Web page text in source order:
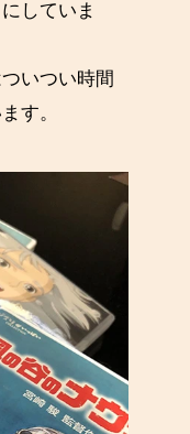
していま
いつい時間
す。